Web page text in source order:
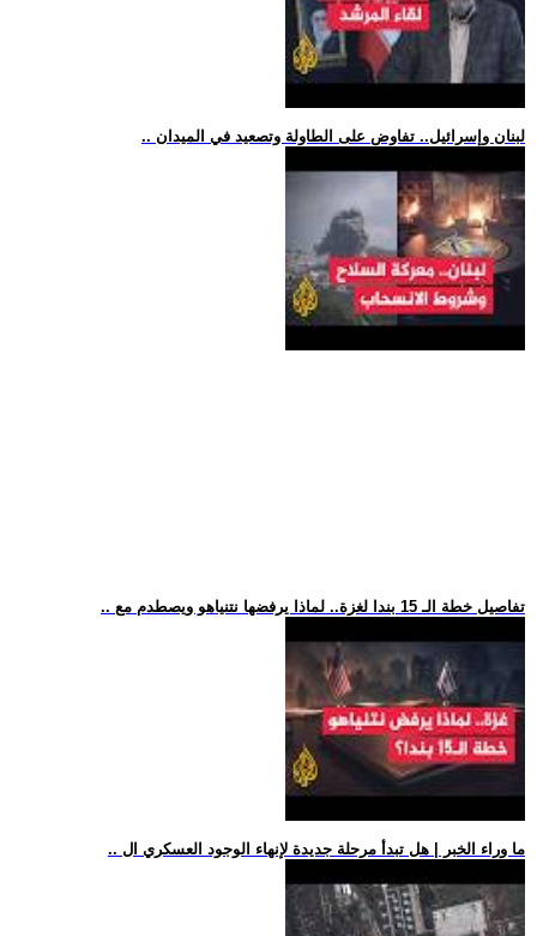
.. لبنان وإسرائيل.. تفاوض على الطاولة وتصعيد في الميدان
.. تفاصيل خطة الـ 15 بندا لغزة.. لماذا يرفضها نتنياهو ويصطدم مع
.. ما وراء الخبر | هل تبدأ مرحلة جديدة لإنهاء الوجود العسكري ال